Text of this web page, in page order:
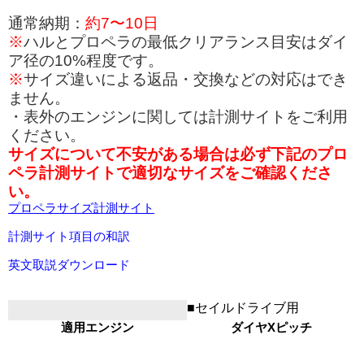
通常納期： 約7〜10日
※ハルとプロペラの最低クリアランス目安はダイ
ア径の10%程度です。
※サイズ違いによる返品・交換などの対応はでき
ません。
・表外のエンジンに関しては計測サイトをご利用
ください。
サイズについて不安がある場合は必ず下記のプロ
ペラ計測サイトで適切なサイズをご確認くださ
い。
プロペラサイズ計測サイト
計測サイト項目の和訳
英文取説ダウンロード
■セイルドライブ用
適用エンジン
ダイヤXピッチ